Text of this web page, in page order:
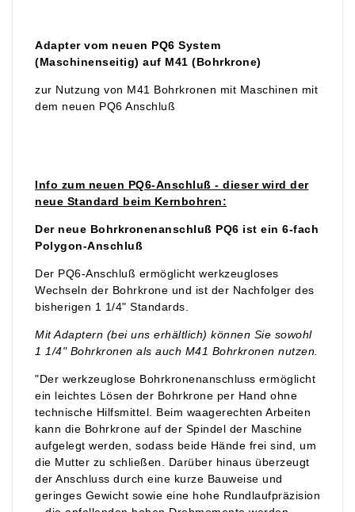
Adapter vom neuen PQ6 System
(Maschinenseitig) auf M41 (Bohrkrone)
zur Nutzung von M41 Bohrkronen mit Maschinen mit
dem neuen PQ6 Anschluß
Info zum neuen PQ6-Anschluß - dieser wird der
neue Standard beim Kernbohren:
Der neue Bohrkronenanschluß PQ6 ist ein 6-fach
Polygon-Anschluß
Der PQ6-Anschluß ermöglicht werkzeugloses
Wechseln der Bohrkrone und ist der Nachfolger des
bisherigen 1 1/4" Standards.
Mit Adaptern (bei uns erhältlich) können Sie sowohl
1 1/4" Bohrkronen als auch M41 Bohrkronen nutzen.
"Der werkzeuglose Bohrkronenanschluss ermöglicht
ein leichtes Lösen der Bohrkrone per Hand ohne
technische Hilfsmittel. Beim waagerechten Arbeiten
kann die Bohrkrone auf der Spindel der Maschine
aufgelegt werden, sodass beide Hände frei sind, um
die Mutter zu schließen. Darüber hinaus überzeugt
der Anschluss durch eine kurze Bauweise und
geringes Gewicht sowie eine hohe Rundlaufpräzision